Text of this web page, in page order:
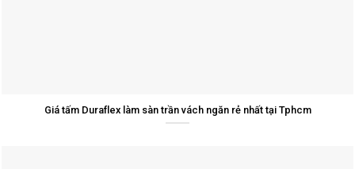
Giá tấm Duraflex làm sàn trần vách ngăn rẻ nhất tại Tphcm